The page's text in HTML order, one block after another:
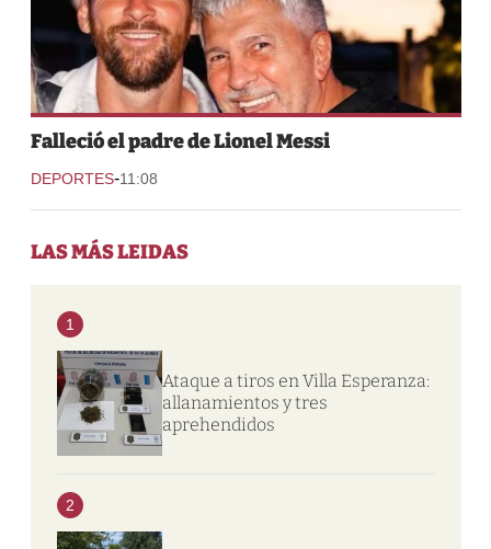
Falleció el padre de Lionel Messi
DEPORTES-11:08
LAS MÁS LEIDAS
1
Ataque a tiros en Villa Esperanza:
allanamientos y tres
aprehendidos
2